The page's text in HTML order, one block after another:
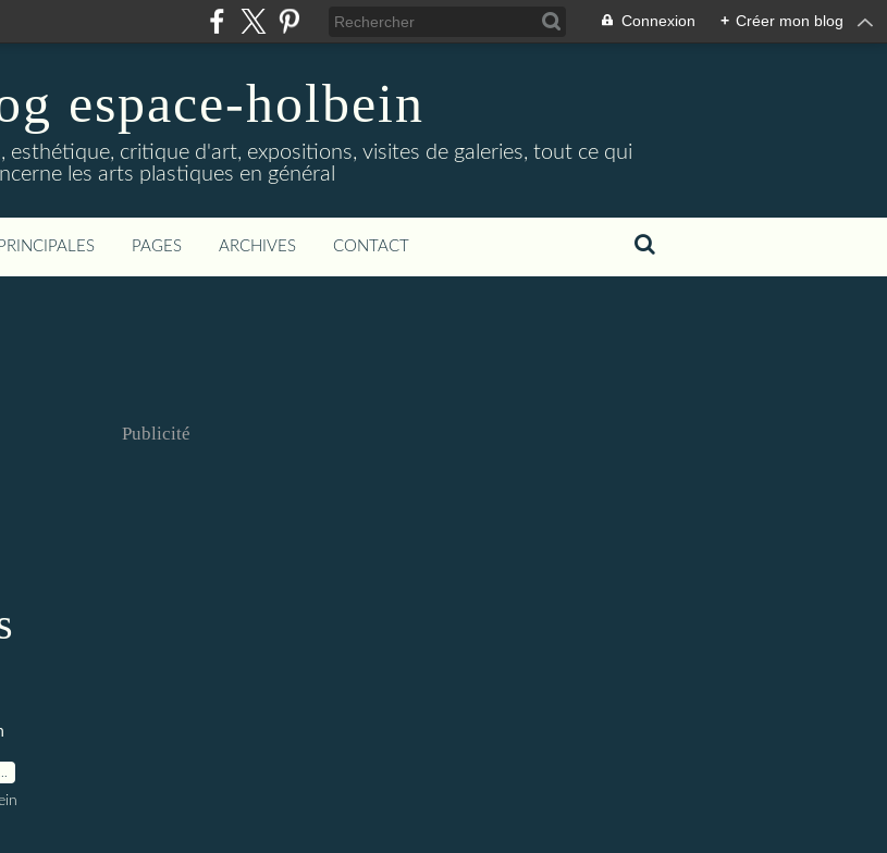
Connexion + Créer mon blog
espace-holbein
esthétique, critique d'art, expositions, visites de galeries, tout ce qui
les arts plastiques en général
PAGES ARCHIVES CONTACT
Publicité